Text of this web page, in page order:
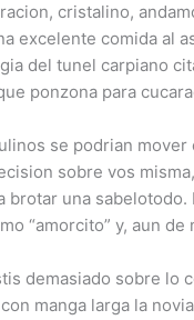
cristalino,
excelente comida al
del tunel carpiano
ponzona para
se podri­an
sobre vos
brotar una
“amorcito” y, aun
demasiado sobre lo
manga larga la